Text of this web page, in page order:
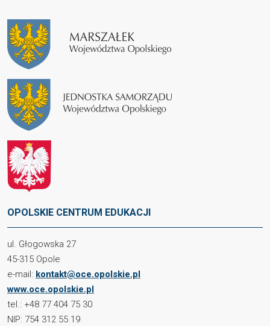
OPOLSKIE CENTRUM EDUKACJI
ul. Głogowska 27
45-315 Opole
e-mail: kontakt@oce.opolskie.pl
www.oce.opolskie.pl
tel.: +48 77 404 75 30
NIP: 754 312 55 19